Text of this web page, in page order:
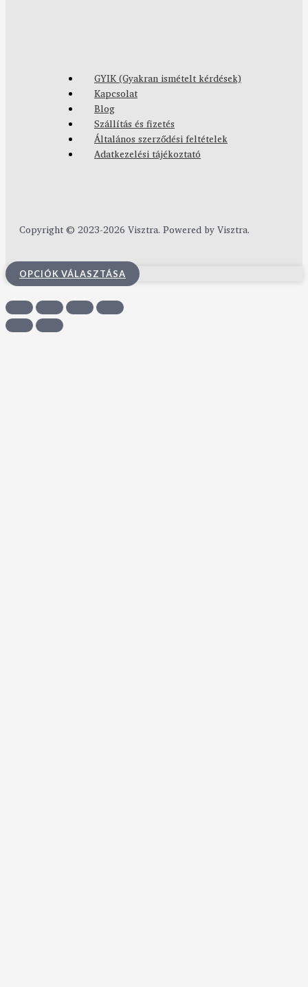
GYIK (Gyakran ismételt kérdések)
Kapcsolat
Blog
Szállítás és fizetés
Általános szerződési feltételek
Adatkezelési tájékoztató
Copyright © 2023-2026 Visztra. Powered by Visztra.
OPCIÓK VÁLASZTÁSA